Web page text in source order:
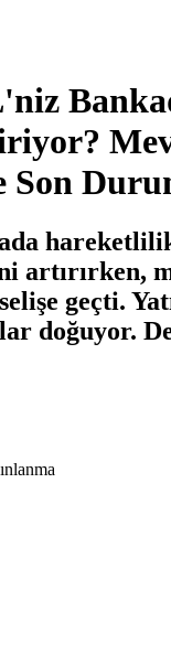
Son
artırırken,
geçti.
doğuyor.